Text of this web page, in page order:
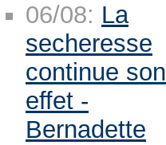
06/08: La
secheresse
continue son
effet -
Bernadette